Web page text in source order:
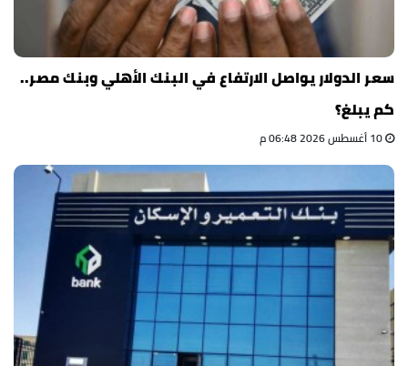
سعر الدولار يواصل الارتفاع في البنك الأهلي وبنك مصر..
كم يبلغ؟